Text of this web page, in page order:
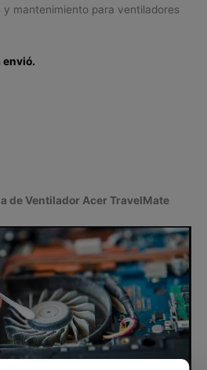
mantenimiento para ventiladores
envió.
Cartagena, Tunja,
de Ventilador Acer TravelMate